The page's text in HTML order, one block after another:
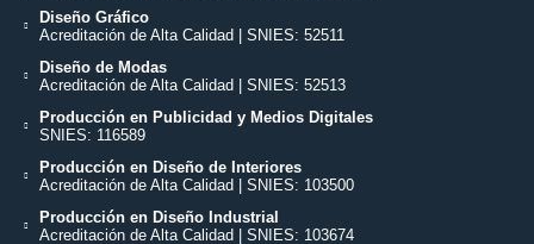
Diseño Gráfico
Acreditación de Alta Calidad | SNIES: 52511
Diseño de Modas
Acreditación de Alta Calidad | SNIES: 52513
Producción en Publicidad y Medios Digitales
SNIES: 116589
Producción en Diseño de Interiores
Acreditación de Alta Calidad | SNIES: 103500
Producción en Diseño Industrial
Acreditación de Alta Calidad | SNIES: 103674